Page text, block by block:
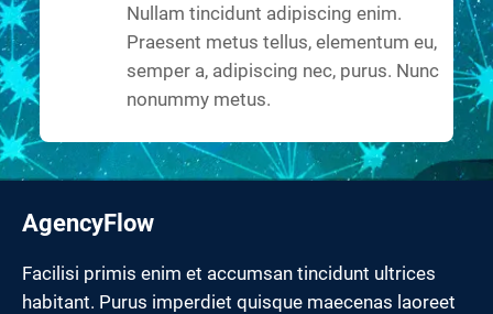
Nullam tincidunt adipiscing enim.
Praesent metus tellus, elementum eu,
semper a, adipiscing nec, purus. Nunc
nonummy metus.
AgencyFlow
Facilisi primis enim et accumsan tincidunt ultrices
habitant. Purus imperdiet quisque maecenas laoreet